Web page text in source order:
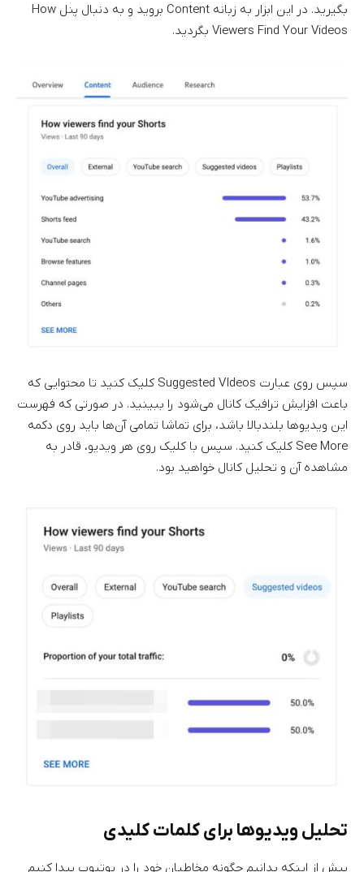
بگیرید. در این ابزار به زبانه Content بروید و به دنبال پنل How
Viewers Find Your Videos بگردید.
سپس روی عبارت Suggested VIdeos کلیک کنید تا محتوایی که
باعث افزایش ترافیک کانال می‌شود را ببینید. در صورتی که فهرست
این ویدیوها بلندبالا باشد، برای تماشا تمامی آن‌ها باید روی دکمه
See More کلیک کنید. سپس با کلیک روی هر ویدیو، قادر به
مشاهده آن و تحلیل کانال خواهید بود.
تحلیل ویدیوها برای کلمات کلیدی
پیش از اینکه بدانیم چگونه مخاطبان خود را در یوتیوب پیدا کنیم